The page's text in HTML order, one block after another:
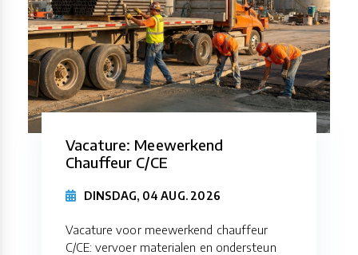
Vacature: Meewerkend
Chauffeur C/CE
DINSDAG, 04 AUG. 2026
Vacature voor meewerkend chauffeur
C/CE: vervoer materialen en ondersteun